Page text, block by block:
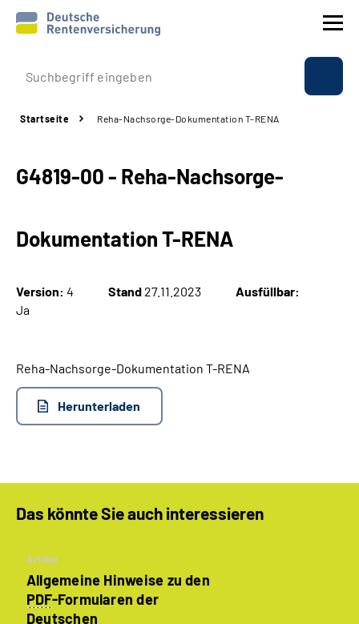
Prävention
Rente
Über uns & Presse
Suche
Inhalte in Gebärdensprache (DGS)
Leichte Sprache
Mein Kundenportal
Startseite Reha-Nachsorge-Dokumentation T-RENA
G4819-00 - Reha-Nachsorge-
Dokumentation T-RENA
Version: 4 Stand 27.11.2023
Ausfüllbar:
Ja
Reha-Nachsorge-Dokumentation T-RENA
Herunterladen
Das könnte Sie auch interessieren
Artikel
Allgemeine Hinweise zu den
PDF-Formularen der
Deutschen